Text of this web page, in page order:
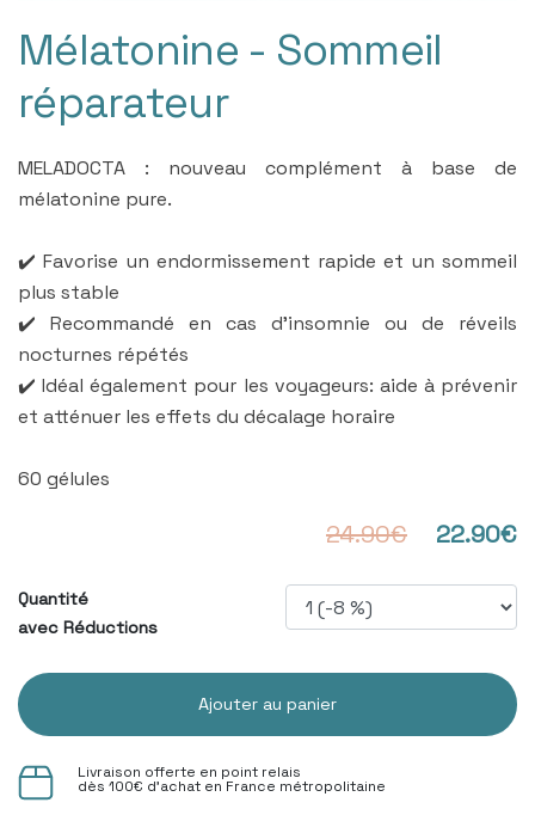
Mélatonine - Sommeil
réparateur
MELADOCTA : nouveau complément à base de
mélatonine pure.
✔️ Favorise un endormissement rapide et un sommeil
plus stable
✔️ Recommandé en cas d’insomnie ou de réveils
nocturnes répétés
✔️ Idéal également pour les voyageurs: aide à prévenir
et atténuer les effets du décalage horaire
60 gélules
24.90€ 22.90€
Quantité
avec Réductions
Ajouter au panier
Livraison offerte en point relais
dès 100€ d'achat en France métropolitaine